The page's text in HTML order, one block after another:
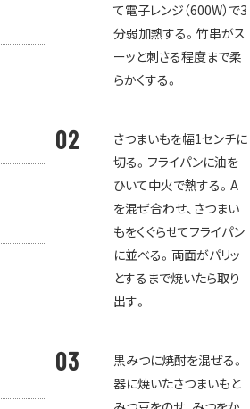
て電子レンジ（600W）で3
分弱加熱する。竹串がス
ーッと刺さる程度まで柔
らかくする。
さつまいもを幅1センチに
切る。フライパンに油を
ひいて中火で熱する。A
を混ぜ合わせ、さつまい
もをくぐらせてフライパン
に並べる。両面がパリッ
とするまで焼いたら取り
出す。
黒みつに焼酎を混ぜる。
器に焼いたさつまいもと